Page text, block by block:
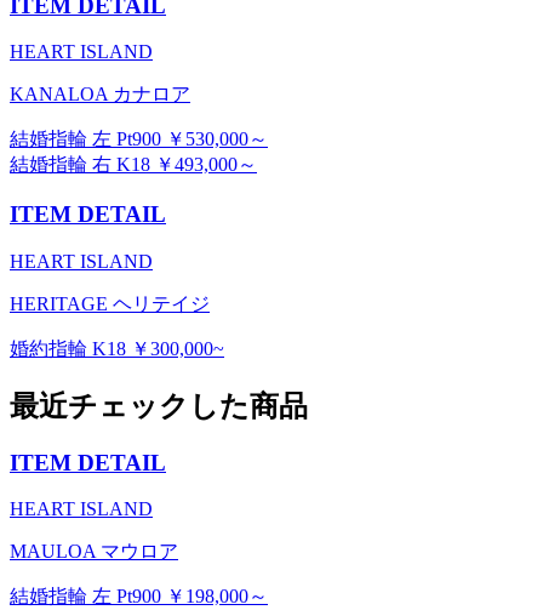
ITEM DETAIL
HEART ISLAND
KANALOA カナロア
結婚指輪 左 Pt900 ￥530,000～
結婚指輪 右 K18 ￥493,000～
ITEM DETAIL
HEART ISLAND
HERITAGE ヘリテイジ
婚約指輪 K18 ￥300,000~
最近チェックした商品
ITEM DETAIL
HEART ISLAND
MAULOA マウロア
結婚指輪 左 Pt900 ￥198,000～